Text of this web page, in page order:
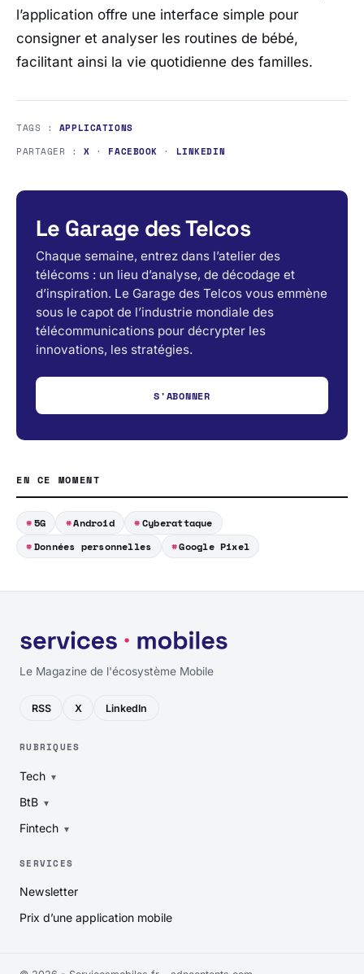
l’application offre une interface simple pour
consigner et analyser les routines de bébé,
facilitant ainsi la vie quotidienne des familles.
TAGS : APPLICATIONS
PARTAGER :X · FACEBOOK · LINKEDIN
Le Garage des Telcos
Chaque semaine, entrez dans l’atelier des
télécoms : un lieu d’analyse, de décodage et
d’inspiration. Le Garage des Telcos vous emmène
sous le capot de l’industrie mondiale des
télécommunications pour décrypter les
innovations, les stratégies.
S'ABONNER
EN CE MOMENT
5G Android
Cyberattaque
Données personnelles
Google Pixel
Le Magazine de l'écosystème Mobile
RSS X LinkedIn
RUBRIQUES
Tech
BtB
Fintech
SERVICES
Newsletter
Prix d’une application mobile